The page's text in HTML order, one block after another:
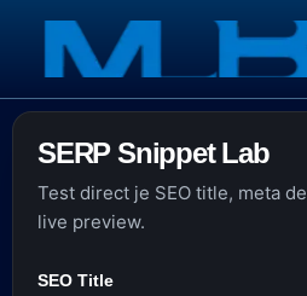
SERP Snippet Lab
Test direct je SEO title, meta
live preview.
SEO Title